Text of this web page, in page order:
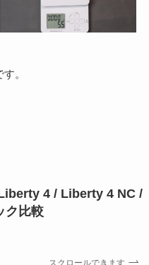
。
4 / Liberty 4 NC /
ク比較
スクロールできます